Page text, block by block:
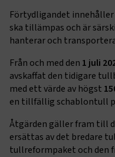
Förtydligandet
ska tillämpas och är
hanterar och
Från och med den 1 juli
avskaffat den tidigare
med ett värde av högst
en tillfällig schablontull
Åtgärden gäller fram till
ersättas av det bredare
tullreformpaket och den